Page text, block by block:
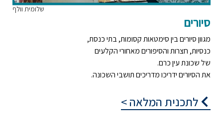
שלומית וולף
סיורים
מגוון סיורים בין סימטאות קסומות, בתי כנסת,
כנסיות, חצרות והסיפורים מאחורי הקלעים
של שכונת עין כרם.
את הסיורים ידריכו מדריכים תושבי השכונה.
לתכנית המלאה >